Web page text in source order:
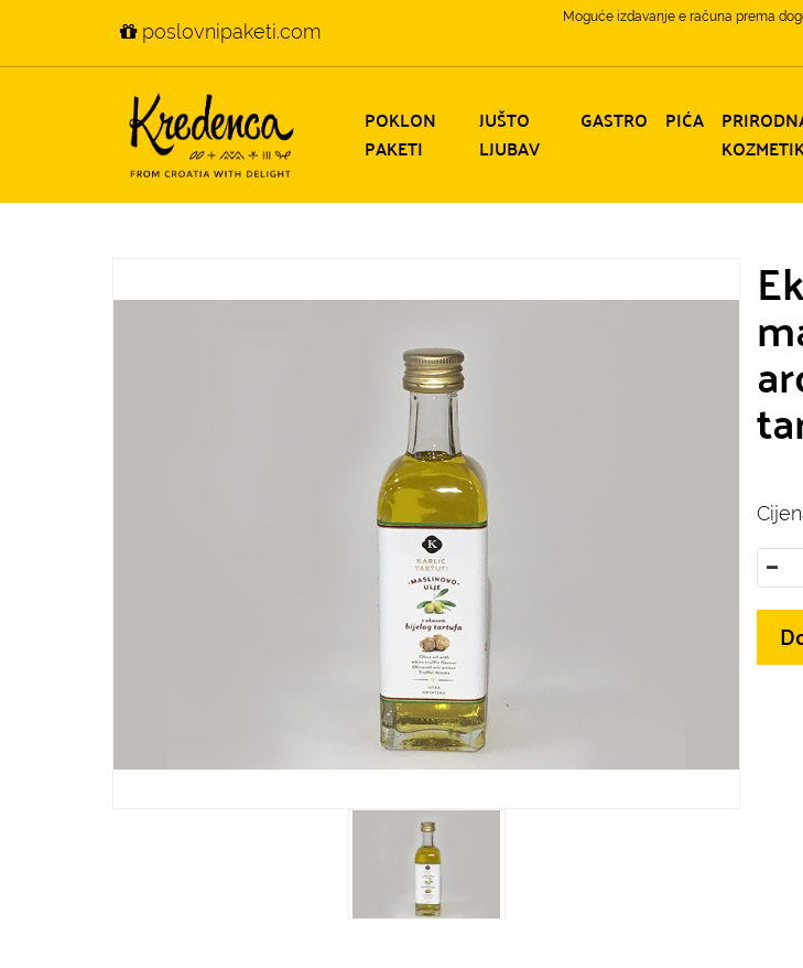
poslovnipaketi.com
Moguće izdavanje e računa prema
POKLON
PAKETI
JUŠTO
LJUBAV
GASTRO PIĆA